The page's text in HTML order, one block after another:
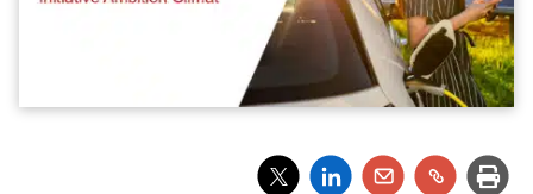
PartagerPartagerPartagerPartager